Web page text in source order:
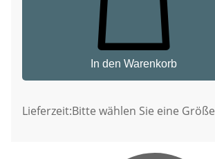
In den Warenkorb
Lieferzeit:Bitte wählen Sie eine Größe